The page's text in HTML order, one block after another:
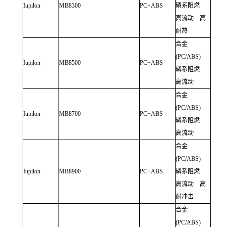
Iupilon MB8300 PC+ABS
磷系阻燃
高流动 高
耐热
Iupilon MB8500 PC+ABS
合金
(PC/ABS)
磷系阻燃
高流动
Iupilon MB8700 PC+ABS
合金
(PC/ABS)
磷系阻燃
高流动
Iupilon MB8900 PC+ABS
合金
(PC/ABS)
磷系阻燃
高流动 高
耐冲击
合金
(PC/ABS)